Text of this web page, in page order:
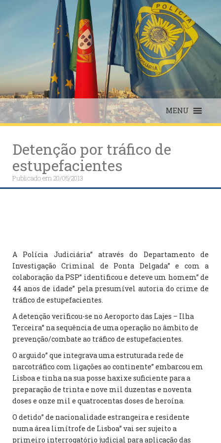
MENU
Detenção por tráfico de
estupefacientes
Publicado em20/05/2013
A Polícia Judiciária” através do Departamento de
Investigação Criminal de Ponta Delgada” e com a
colaboração da PSP” identificou e deteve um homem” de
44 anos de idade” pela presumível autoria do crime de
tráfico de estupefacientes.
A detenção verificou-se no Aeroporto das Lajes – Ilha
Terceira” na sequência de uma operação no âmbito de
prevenção/combate ao tráfico de estupefacientes.
O arguido” que integrava uma estruturada rede de
narcotráfico com ligações ao continente” embarcou em
Lisboa e tinha na sua posse haxixe suficiente para a
preparação de trinta e nove mil duzentas e noventa
doses e onze mil e quatrocentas doses de heroína.
O detido” de nacionalidade estrangeira e residente
numa área limítrofe de Lisboa” vai ser sujeito a
primeiro interrogatório judicial para aplicação das